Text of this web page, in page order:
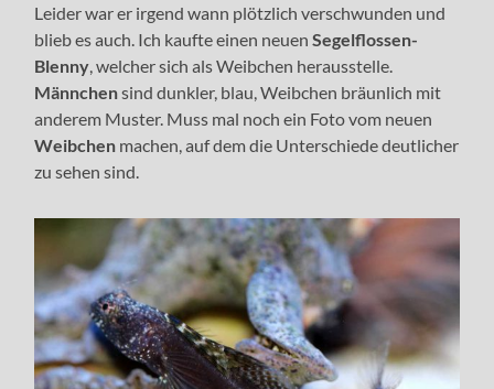
Leider war er irgend wann plötzlich verschwunden und
blieb es auch. Ich kaufte einen neuenSegelflossen-
Blenny, welcher sich als Weibchen herausstelle.
Männchensind dunkler, blau, Weibchen bräunlich mit
anderem Muster. Muss mal noch ein Foto vom neuen
Weibchen machen, auf dem die Unterschiede deutlicher
zu sehen sind.